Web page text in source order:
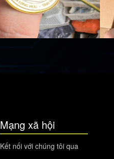
Mạng xã hội
Kết nối với chúng tôi qua